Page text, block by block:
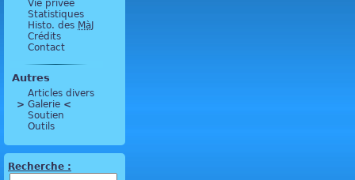
Vie privée
Statistiques
Histo. des MàJ
Crédits
Contact
Autres
Articles divers
> Galerie <
Soutien
Outils
Recherche :